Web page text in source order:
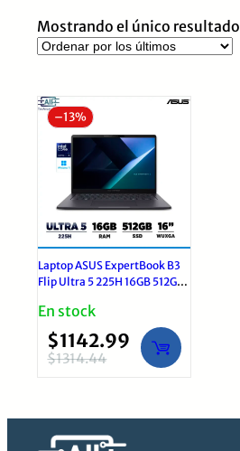
Mostrando el único resultado
–13%
Laptop ASUS ExpertBook B3
Flip Ultra 5 225H 16GB 512GB
En stock
$1314.44
original
era:
$1142.99
actual
es: